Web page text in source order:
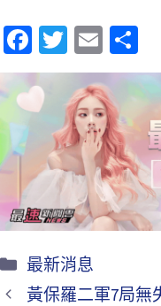
Fa
ce
b
o
k
T
wi
tt
er
E
m
ai
l
最新消息
黃保羅二軍7局無